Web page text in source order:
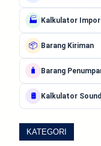
🏭 Kalkulator Impor
📦 Barang Kiriman
🧳 Barang
🛢️ Kalkulator
KATEGORI